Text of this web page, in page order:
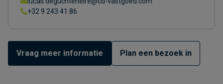
+32 9 243 41 86
Vraag meer informatie Plan een bezoek in